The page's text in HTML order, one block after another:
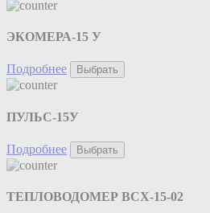
ЭКОМЕРА-15 У
Подробнее Выбрать
ПУЛЬС-15У
Подробнее Выбрать
ТЕПЛОВОДОМЕР ВСХ-15-02